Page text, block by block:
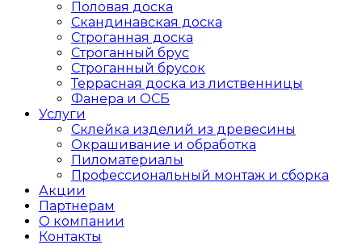
Половая доска
Скандинавская доска
Строганная доска
Строганный брус
Строганный брусок
Террасная доска из лиственницы
Фанера и ОСБ
Услуги
Склейка изделий из древесины
Окрашивание и обработка
Пиломатериалы
Профессиональный монтаж и сборка
Акции
Партнерам
О компании
Контакты